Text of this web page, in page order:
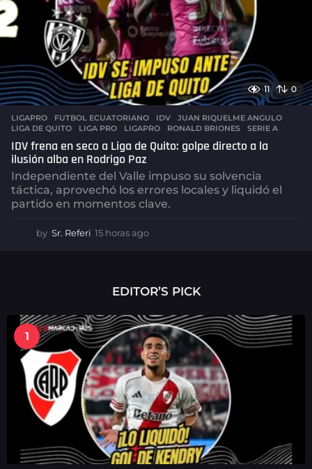
11 0
LIGAPRO FUTBOL ECUATORIANO ,IDV ,JUAN RIQUELME ANGULO
LIGA DE QUITO
,LIGA PRO ,LIGAPRO ,RONALD BRIONES ,SERIE A
IDV frena en seco a Liga de Quito: golpe directo a la
ilusión alba en Rodrigo Paz
Independiente del Valle impuso su solvencia
táctica, aprovechó los errores locales y liquidó el
partido en momentos clave.
by Sr. Referi 15 horas ago
r
a
s
a
g
o
EDITOR’S PICK
1